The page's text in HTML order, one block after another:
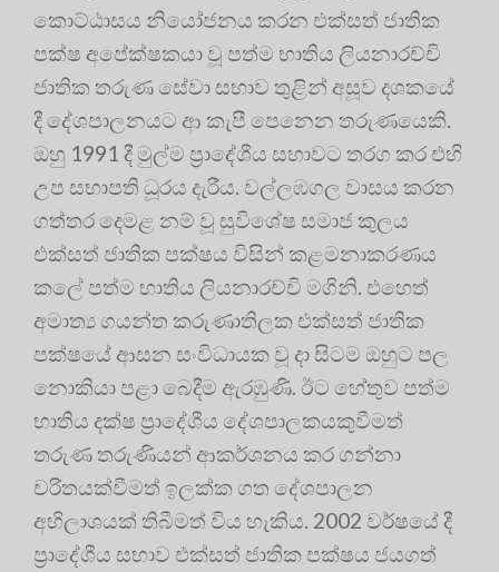
කොට්ඨාසය නියෝජනය කරන එක්සත් ජාතික
පක්ෂ අපේක්ෂකයා වූ පත්ම භාතිය ලියනාරච්චි
ජාතික තරුණ සේවා සභාව තුළින් අසූව දශකයේ
දී දේශපාලනයට ආ කැපී පෙනෙන තරුණයෙකි.
ඔහු 1991 දී මුල්ම ප්‍රාදේශීය සභාවට තරග කර එහි
උප සභාපති ධූරය දැරීය. වල්ලඹගල වාසය කරන
ගත්තර දෙමළ නම් වූ සුවිශේෂ සමාජ කුලය
එක්සත් ජාතික පක්ෂය විසින් කළමනාකරණය
කලේ පත්ම භාතිය ලියනාරච්චි මගිනි. එහෙත්
අමාත්‍ය ගයන්ත කරුණාතිලක එක්සත් ජාතික
පක්ෂයේ ආසන සංවිධායක වූ දා සිටම ඔහුට පල
නොකියා පළා බෙදීම ඇරඹුණි. ඊට හේතුව පත්ම
භාතිය දක්ෂ ප්‍රාදේශීය දේශපාලකයකුවීමත්
තරුණ තරුණියන් ආකර්ශනය කර ගන්නා
චරිතයක්වීමත් ඉලක්ක ගත දේශපාලන
අභිලාශයක් තිබීමත් විය හැකිය. 2002 වර්ෂයේ දී
ප්‍රාදේශීය සභාව එක්සත් ජාතික පක්ෂය ජයගත්